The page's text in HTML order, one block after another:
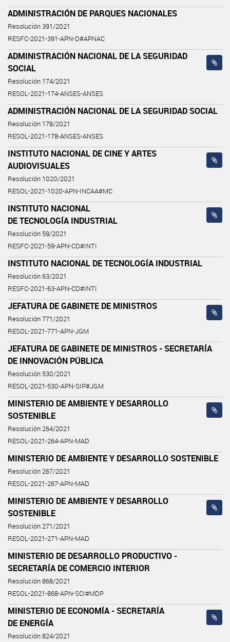
ADMINISTRACIÓN DE PARQUES NACIONALES
Resolución 391/2021
RESFC-2021-391-APN-D#APNAC
ADMINISTRACIÓN NACIONAL DE LA SEGURIDAD
SOCIAL
Resolución 174/2021
RESOL-2021-174-ANSES-ANSES
ADMINISTRACIÓN NACIONAL DE LA SEGURIDAD SOCIAL
Resolución 178/2021
RESOL-2021-178-ANSES-ANSES
INSTITUTO NACIONAL DE CINE Y ARTES
AUDIOVISUALES
Resolución 1020/2021
RESOL-2021-1020-APN-INCAA#MC
INSTITUTO NACIONAL
DE TECNOLOGÍA INDUSTRIAL
Resolución 59/2021
RESFC-2021-59-APN-CD#INTI
INSTITUTO NACIONAL DE TECNOLOGÍA INDUSTRIAL
Resolución 63/2021
RESFC-2021-63-APN-CD#INTI
JEFATURA DE GABINETE DE MINISTROS
Resolución 771/2021
RESOL-2021-771-APN-JGM
JEFATURA DE GABINETE DE MINISTROS - SECRETARÍA
DE INNOVACIÓN PÚBLICA
Resolución 530/2021
RESOL-2021-530-APN-SIP#JGM
MINISTERIO DE AMBIENTE Y DESARROLLO
SOSTENIBLE
Resolución 264/2021
RESOL-2021-264-APN-MAD
MINISTERIO DE AMBIENTE Y DESARROLLO SOSTENIBLE
Resolución 267/2021
RESOL-2021-267-APN-MAD
MINISTERIO DE AMBIENTE Y DESARROLLO
SOSTENIBLE
Resolución 271/2021
RESOL-2021-271-APN-MAD
MINISTERIO DE DESARROLLO PRODUCTIVO -
SECRETARÍA DE COMERCIO INTERIOR
Resolución 868/2021
RESOL-2021-868-APN-SCI#MDP
MINISTERIO DE ECONOMÍA - SECRETARÍA
DE ENERGÍA
Resolución 824/2021